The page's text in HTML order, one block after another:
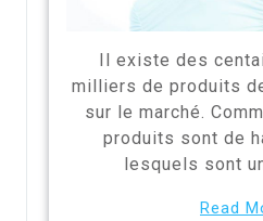
Il existe des
milliers de produits
sur le marché.
produits sont de
lesquels sont
Read